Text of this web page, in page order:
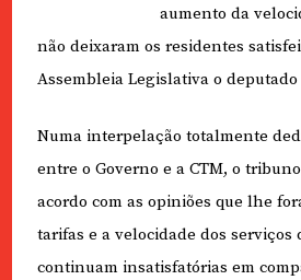
aumento da
não deixaram os residentes
Assembleia Legislativa o deputado
Numa interpelação totalmente
entre o Governo e a CTM, o
acordo com as opiniões que lhe
tarifas e a velocidade dos serviços
continuam insatisfatórias em